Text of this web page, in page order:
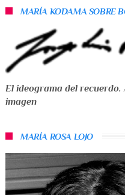
MARÍA KODAMA SOBRE
El ideograma del
imagen
MARÍA ROSA LOJO